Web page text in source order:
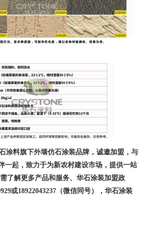
涂料旗下外墙仿石涂装品牌，诚邀加盟，与
一起，致力于为新农村建设市场，提供一站
了解更多产品和服务、华石涂装加盟政
或18922043237（微信同号），华石涂装